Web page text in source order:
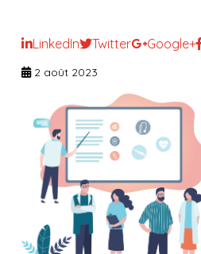
LinkedIn Twitter Google+
2 août 2023